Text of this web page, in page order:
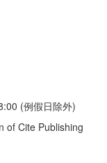
(例假日除外)
of Cite Publishing